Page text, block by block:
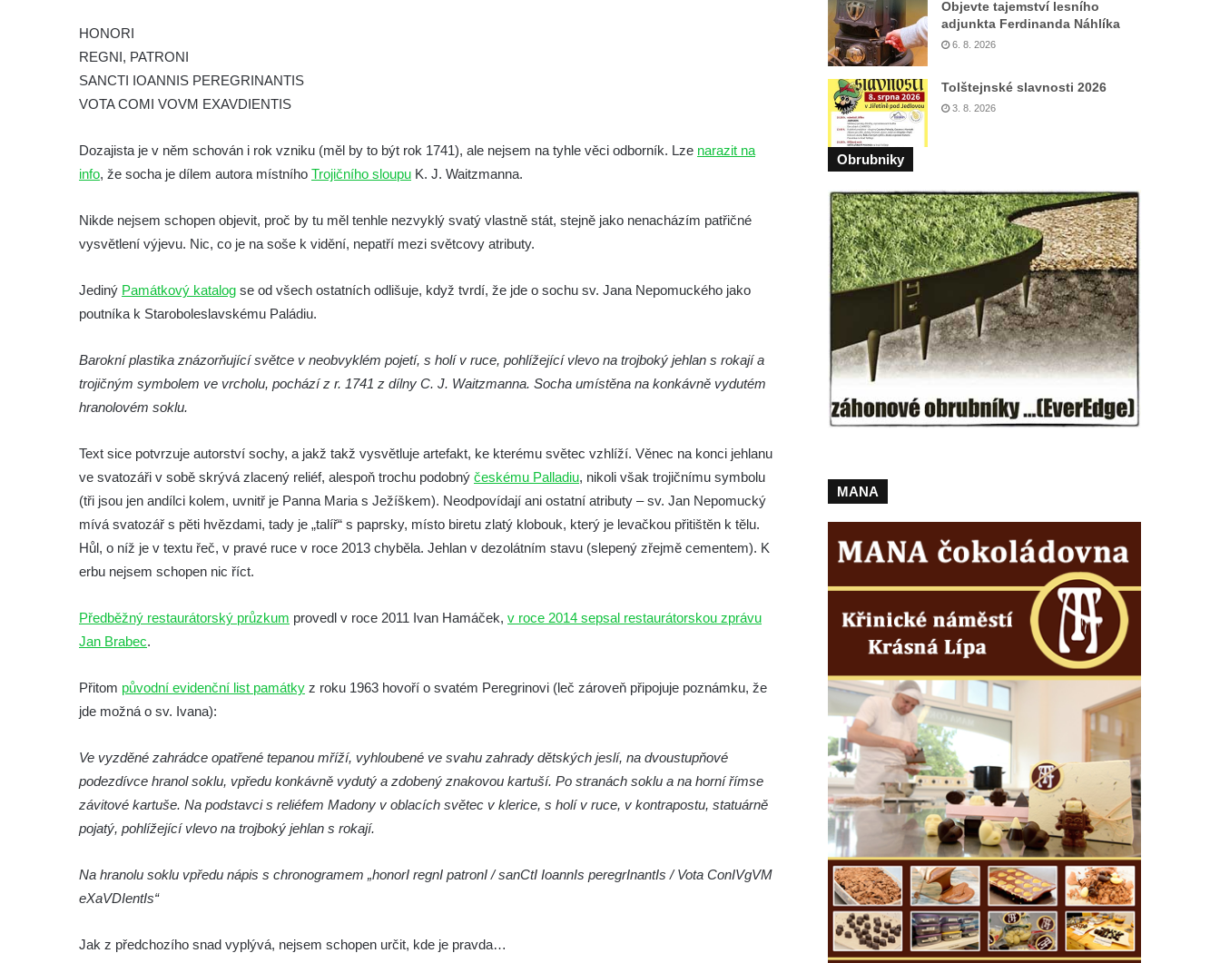
Socha Mamutí lebka v ZOO Hluboká
Socha Orel v ZOO Hluboká
Socha Přátelství v ZOO Hluboká
Socha Matka příroda v ZOO Hluboká
Socha Kudlanka v ZOO Hluboká
Socha Rys číhající na srnu v ZOO Hluboká
Socha Orlice v ZOO Hluboká
Socha Želva v ZOO Hluboká
Socha Kozorožec horský v ZOO Hluboká
Socha Housenka v ZOO Hluboká
Socha Rosomák v ZOO Hluboká
Socha Beruška v ZOO Hluboká
Socha Vážka v ZOO Hluboká
Lysá nad Labem, barokní město Šporkovo
Socha Opičákovník v ZOO Hluboká
Reliéf Rodina a práce na budově záložny
čp. 69/1 v Českých Budějovicích
Českých Budějovicích
Socha Krista klesajícího pod křížem u
Budějovicích
HONORI
REGNI, PATRONI
SANCTI IOANNIS PEREGRINANTIS
VOTA COMI VOVM EXAVDIENTIS
Dozajista je v něm schován i rok vzniku (měl by to být rok 1741), ale nejsem na tyhle věci odborník. Lze narazit na
info, že socha je dílem autora místního Trojičního sloupu K. J. Waitzmanna.
Nikde nejsem schopen objevit, proč by tu měl tenhle nezvyklý svatý vlastně stát, stejně jako nenacházím patřičné
vysvětlení výjevu. Nic, co je na soše k vidění, nepatří mezi světcovy atributy.
Jediný Památkový katalog se od všech ostatních odlišuje, když tvrdí, že jde o sochu sv. Jana Nepomuckého jako
poutníka k Staroboleslavskému Paládiu.
Barokní plastika znázorňující světce v neobvyklém pojetí, s holí v ruce, pohlížející vlevo na trojboký jehlan s rokají a
trojičným symbolem ve vrcholu, pochází z r. 1741 z dílny C. J. Waitzmanna. Socha umístěna na konkávně vydutém
hranolovém soklu.
Text sice potvrzuje autorství sochy, a jakž takž vysvětluje artefakt, ke kterému světec vzhlíží. Věnec na konci jehlanu
ve svatozáři v sobě skrývá zlacený reliéf, alespoň trochu podobný českému Palladiu, nikoli však trojičnímu symbolu
(tři jsou jen andílci kolem, uvnitř je Panna Maria s Ježíškem). Neodpovídají ani ostatní atributy – sv. Jan Nepomucký
mívá svatozář s pěti hvězdami, tady je „talíř“ s paprsky, místo biretu zlatý klobouk, který je levačkou přitištěn k tělu.
Hůl, o níž je v textu řeč, v pravé ruce v roce 2013 chyběla. Jehlan v dezolátním stavu (slepený zřejmě cementem). K
erbu nejsem schopen nic říct.
Předběžný restaurátorský průzkum provedl v roce 2011 Ivan Hamáček, v roce 2014 sepsal restaurátorskou zprávu
Jan Brabec.
Přitom původní evidenční list památky z roku 1963 hovoří o svatém Peregrinovi (leč zároveň připojuje poznámku, že
jde možná o sv. Ivana):
Ve vyzděné zahrádce opatřené tepanou mříží, vyhloubené ve svahu zahrady dětských jeslí, na dvoustupňové
podezdívce hranol soklu, vpředu konkávně vydutý a zdobený znakovou kartuší. Po stranách soklu a na horní římse
závitové kartuše. Na podstavci s reliéfem Madony v oblacích světec v klerice, s holí v ruce, v kontrapostu, statuárně
pojatý, pohlížející vlevo na trojboký jehlan s rokají.
Na hranolu soklu vpředu nápis s chronogramem „honorI regnI patronI / sanCtI IoannIs peregrInantIs / Vota ConIVgVM
eXaVDIentIs“
Jak z předchozího snad vyplývá, nejsem schopen určit, kde je pravda…
Objevte tajemství lesního
adjunkta Ferdinanda Náhlíka
6. 8. 2026
Tolštejnské slavnosti 2026
3. 8. 2026
Obrubniky
MANA